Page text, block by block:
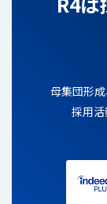
母集団形
採用活